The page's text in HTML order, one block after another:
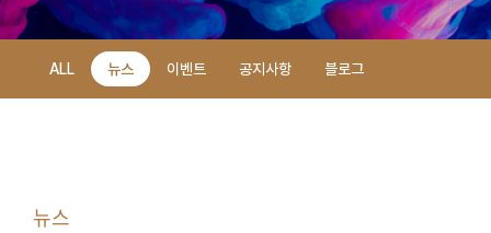
ALL 뉴스 이벤트 공지사항 블로그
뉴스